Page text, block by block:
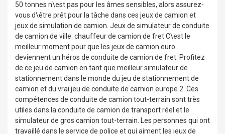
50 tonnes n\est pas pour les âmes sensibles, alors assurez-
vous d\être prêt pour la tâche dans ces jeux de camion et
jeux de simulation de camion. Jeux de simulateur de conduite
de camion de ville: chauffeur de camion de fret C\est le
meilleur moment pour que les jeux de camion euro
deviennent un héros de conduite de camion de fret. Profitez
de ce jeu de camion en tant que meilleur simulateur de
stationnement dans le monde du jeu de stationnement de
camion et du vrai jeu de conduite de camion europe 2. Ces
compétences de conduite de camion tout-terrain sont très
utiles dans la conduite de camion de transport réel et le
simulateur de gros camion tout-terrain. Les personnes qui ont
travaillé dans le service de police et qui aiment les jeux de